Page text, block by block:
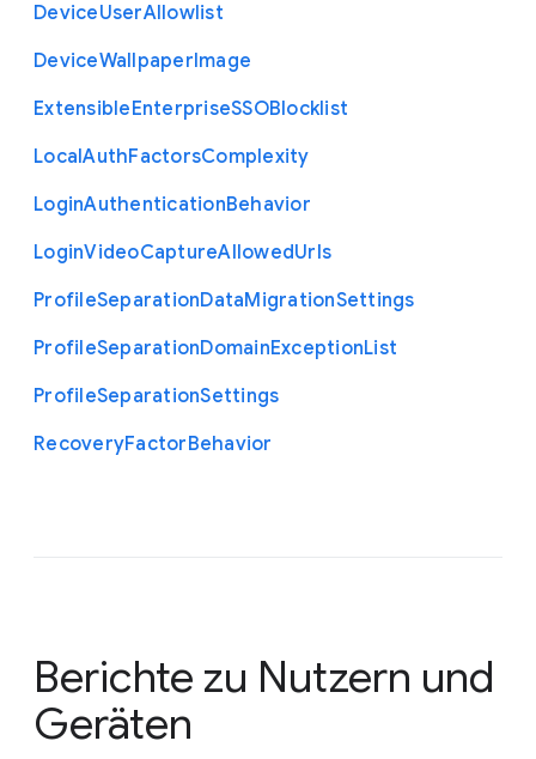
DeviceUserAllowlist
DeviceWallpaperImage
ExtensibleEnterpriseSSOBlocklist
LocalAuthFactorsComplexity
LoginAuthenticationBehavior
LoginVideoCaptureAllowedUrls
ProfileSeparationDataMigrationSettings
ProfileSeparationDomainExceptionList
ProfileSeparationSettings
RecoveryFactorBehavior
Berichte zu Nutzern und
Geräten